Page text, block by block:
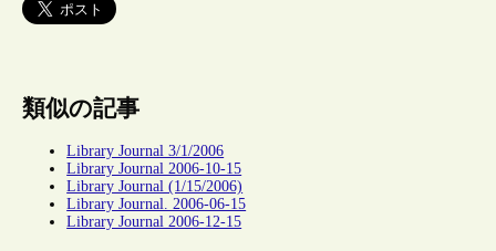
類似の記事
Library Journal 3/1/2006
Library Journal 2006-10-15
Library Journal (1/15/2006)
Library Journal. 2006-06-15
Library Journal 2006-12-15